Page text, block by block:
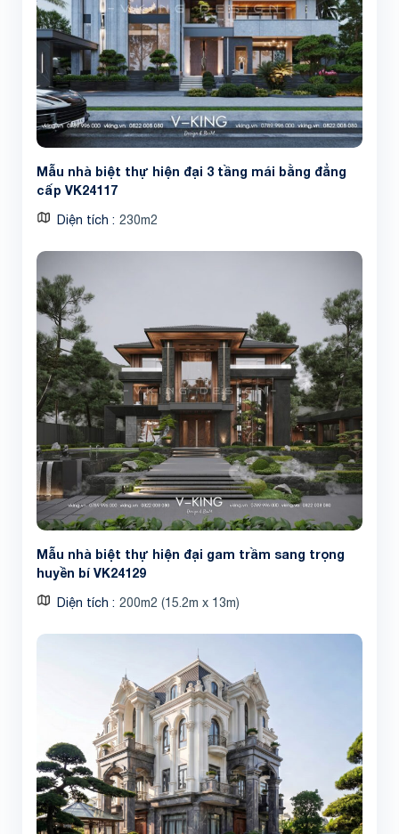
Share
Mẫu nhà biệt thự hiện đại 3 tầng mái bằng đẳng
cấp VK24117
Diện tích 230m2
Mẫu nhà biệt thự hiện đại gam trầm sang trọng
huyền bí VK24129
Diện tích 200m2 (15.2m x 13m)